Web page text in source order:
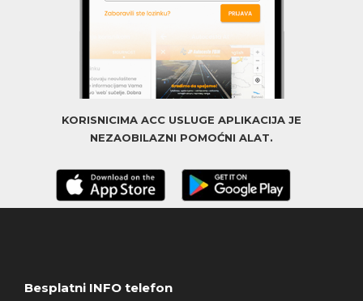
KORISNICIMA ACC USLUGE APLIKACIJA JE
NEZAOBILAZNI POMOĆNI ALAT.
Besplatni INFO telefon